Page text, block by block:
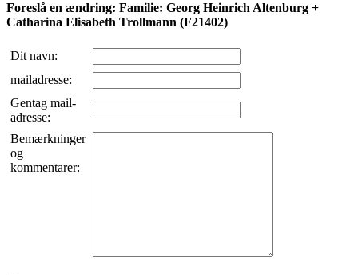
Foreslå en ændring: Familie: Georg Heinrich Altenburg +
Catharina Elisabeth Trollmann (F21402)
Dit navn:
mailadresse:
Gentag mail-
adresse:
Bemærkninger
og
kommentarer: